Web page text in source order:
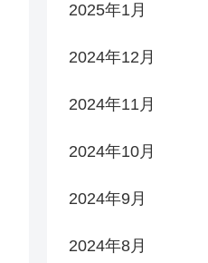
2025年1月
2024年12月
2024年11月
2024年10月
2024年9月
2024年8月